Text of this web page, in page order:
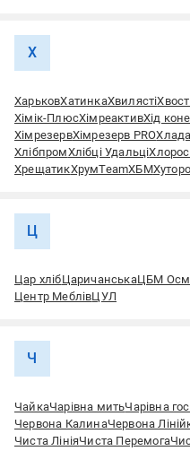
Х
ХарьковХатинкаХвилясті
Хімік-ПлюсХімреактивХід
ХімрезервХімрезерв PRO
ХлібпромХлібці Удальці
ХрещатикХрумTeamХБМ
Ц
Цар хлібЦаричанськаЦБМ
Центр МеблівЦУЛ
Ч
ЧайкаЧарiвна митьЧарівна
Червона КалинаЧервона
Чиста ЛініяЧиста Перемога